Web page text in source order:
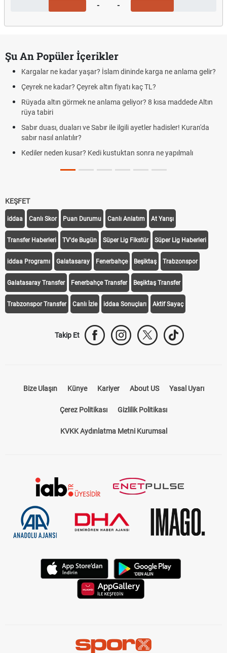
- -
Şu An Popüler İçerikler
Kargalar ne kadar yaşar? İslam dininde karga ne anlama gelir?
Çeyrek ne kadar? Çeyrek altın fiyatı kaç TL?
Rüyada altın görmek ne anlama geliyor? 8 kısa maddede Altın
rüya tabiri
Sabır duası, duaları ve Sabır ile ilgili ayetler hadisler! Kuran'da
sabır nasıl anlatılır?
Kediler neden kusar? Kedi kustuktan sonra ne yapılmalı
KEŞFET
iddaa Canlı Skor Puan Durumu Canlı Anlatım At Yarışı
Transfer Haberleri TV'de Bugün Süper Lig Fikstür Süper Lig Haberleri
iddaa Programı Galatasaray Fenerbahçe Beşiktaş Trabzonspor
Galatasaray Transfer Fenerbahçe Transfer Beşiktaş Transfer
Trabzonspor Transfer Canlı İzle iddaa Sonuçları Aktif Sayaç
Takip Et
Bize Ulaşın Künye Kariyer About US Yasal Uyarı
Çerez Politikası Gizlilik Politikası
KVKK Aydınlatma Metni Kurumsal